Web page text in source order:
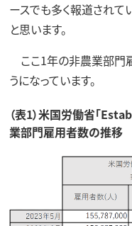
ースでも多く報道されて
と思います。
ここ1年の非農業部門
うになっています。
（表1）米国労働省「
業部門雇用者数の推移